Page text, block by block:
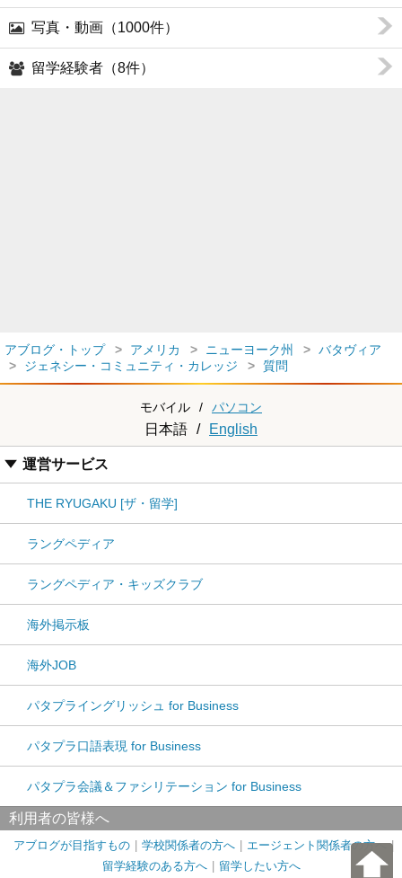
写真・動画（1000件）
留学経験者（8件）
アブログ・トップ アメリカ ニューヨーク州
バタヴィア
ジェネシー・コミュニティ・カレッジ
質問
モバイル / パソコン
日本語 / English
運営サービス
THE RYUGAKU [ザ・留学]
ラングペディア
ラングペディア・キッズクラブ
海外掲示板
海外JOB
パタプライングリッシュ for Business
パタプラ口語表現 for Business
パタプラ会議＆ファシリテーション for Business
利用者の皆様へ
アブログが目指すもの 学校関係者の方へ
エージェント関係者の方へ
留学経験のある方へ
留学したい方へ